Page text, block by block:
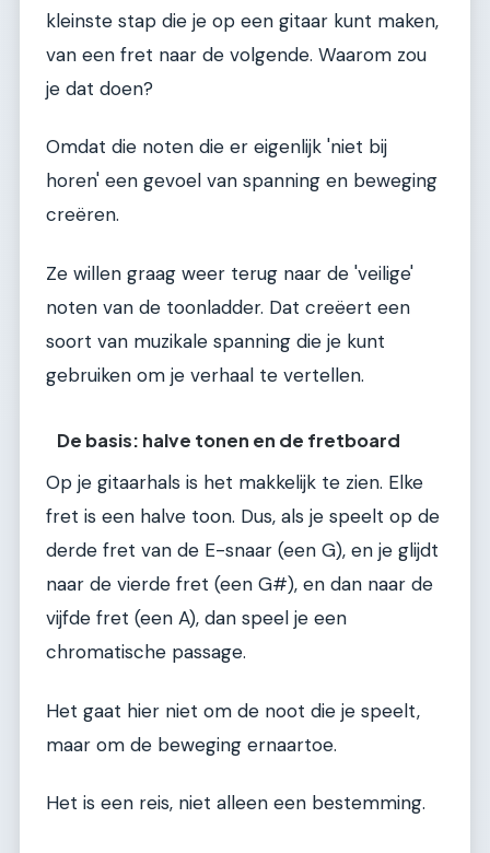
kleinste stap die je op een gitaar kunt maken,
van een fret naar de volgende. Waarom zou
je dat doen?
Omdat die noten die er eigenlijk 'niet bij
horen' een gevoel van spanning en beweging
creëren.
Ze willen graag weer terug naar de 'veilige'
noten van de toonladder. Dat creëert een
soort van muzikale spanning die je kunt
gebruiken om je verhaal te vertellen.
De basis: halve tonen en de fretboard
Op je gitaarhals is het makkelijk te zien. Elke
fret is een halve toon. Dus, als je speelt op de
derde fret van de E-snaar (een G), en je glijdt
naar de vierde fret (een G#), en dan naar de
vijfde fret (een A), dan speel je een
chromatische passage.
Het gaat hier niet om de noot die je speelt,
maar om de beweging ernaartoe.
Het is een reis, niet alleen een bestemming.